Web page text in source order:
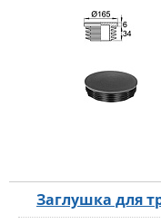
Заглушка для